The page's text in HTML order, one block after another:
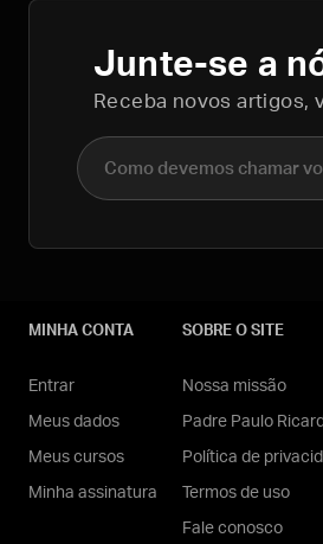
Junte-se a
Receba novos artigos,
Nome completo
MINHA CONTA
Entrar
Meus dados
Meus cursos
Minha assinatura
SOBRE O SITE
Nossa missão
Padre Paulo
Política de
Termos de uso
Fale conosco